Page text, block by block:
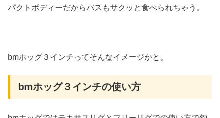
パクトボディーだからバスもサクッと食べられちゃう。
bmホッグ３インチってそんなイメージかと。
bmホッグ３インチの使い方